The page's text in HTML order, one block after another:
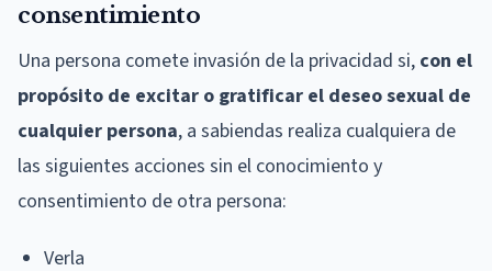
consentimiento
Una persona comete invasión de la privacidad si, con el
propósito de excitar o gratificar el deseo sexual de
cualquier persona, a sabiendas realiza cualquiera de
las siguientes acciones sin el conocimiento y
consentimiento de otra persona:
Verla